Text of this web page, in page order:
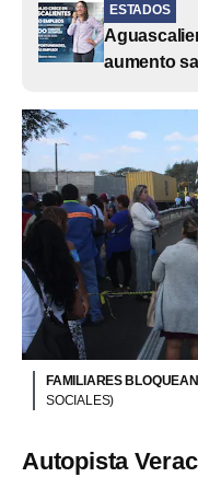
ESTADOS
aumento
FAMILIARES
SOCIALES)
Autopista